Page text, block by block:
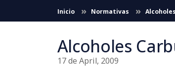
Skip to Main Content
Inicio Normativas
Alcoholes
17 de April, 2009